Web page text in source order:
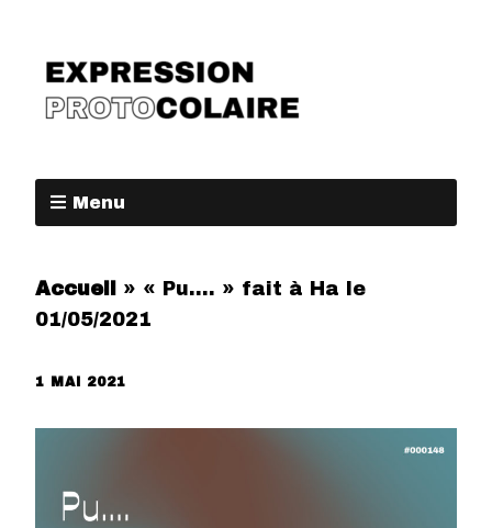
Menu
Accueil » « Pu…. » fait à Ha le
01/05/2021
1 MAI 2021